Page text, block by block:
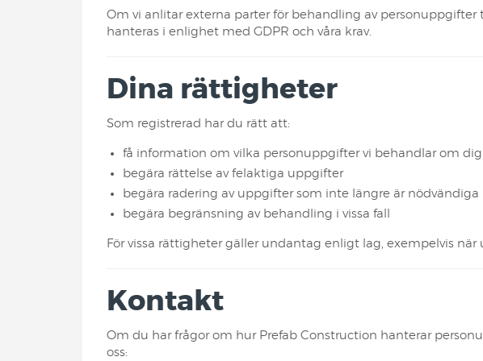
Om vi anlitar externa parter för behandling av
hanteras i enlighet med GDPR och våra krav.
Dina rättigheter
Som registrerad har du rätt att:
få information om vilka personuppgifter vi behandlar om dig
begära rättelse av felaktiga uppgifter
begära radering av uppgifter som inte längre är nödvändiga
begära begränsning av behandling i vissa fall
För vissa rättigheter gäller undantag enligt lag, exempelvis
Kontakt
Om du har frågor om hur Prefab Construction hanterar
oss: